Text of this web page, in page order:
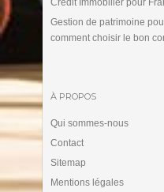
Gestion de patrimoine
comment choisir le bon
À PROPOS
Qui sommes-nous
Contact
Sitemap
Mentions légales